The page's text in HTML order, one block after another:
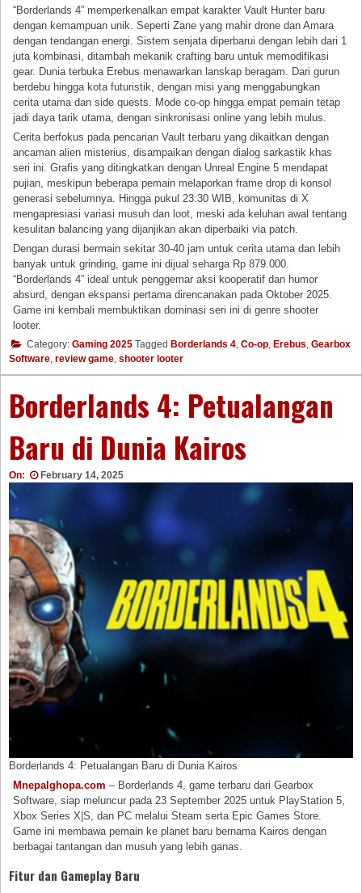
“Borderlands 4” memperkenalkan empat karakter Vault Hunter baru
dengan kemampuan unik. Seperti Zane yang mahir drone dan Amara
dengan tendangan energi. Sistem senjata diperbarui dengan lebih dari 1
juta kombinasi, ditambah mekanik crafting baru untuk memodifikasi
gear. Dunia terbuka Erebus menawarkan lanskap beragam. Dari gurun
berdebu hingga kota futuristik, dengan misi yang menggabungkan
cerita utama dan side quests. Mode co-op hingga empat pemain tetap
jadi daya tarik utama, dengan sinkronisasi online yang lebih mulus.
Cerita berfokus pada pencarian Vault terbaru yang dikaitkan dengan
ancaman alien misterius, disampaikan dengan dialog sarkastik khas
seri ini. Grafis yang ditingkatkan dengan Unreal Engine 5 mendapat
pujian, meskipun beberapa pemain melaporkan frame drop di konsol
generasi sebelumnya. Hingga pukul 23:30 WIB, komunitas di X
mengapresiasi variasi musuh dan loot, meski ada keluhan awal tentang
kesulitan balancing yang dijanjikan akan diperbaiki via patch.
Dengan durasi bermain sekitar 30-40 jam untuk cerita utama dan lebih
banyak untuk grinding, game ini dijual seharga Rp 879.000.
“Borderlands 4” ideal untuk penggemar aksi kooperatif dan humor
absurd, dengan ekspansi pertama direncanakan pada Oktober 2025.
Game ini kembali membuktikan dominasi seri ini di genre shooter
looter.
Category: Gaming 2025 Tagged Borderlands 4, Co-op, Erebus, Gearbox
Software, review game, shooter looter
Borderlands 4: Petualangan
Baru di Dunia Kairos
On: February 14, 2025
Borderlands 4: Petualangan Baru di Dunia Kairos
Mnepalghopa.com – Borderlands 4, game terbaru dari Gearbox
Software, siap meluncur pada 23 September 2025 untuk PlayStation 5,
Xbox Series X|S, dan PC melalui Steam serta Epic Games Store.
Game ini membawa pemain ke planet baru bernama Kairos dengan
berbagai tantangan dan musuh yang lebih ganas.
Fitur dan Gameplay Baru